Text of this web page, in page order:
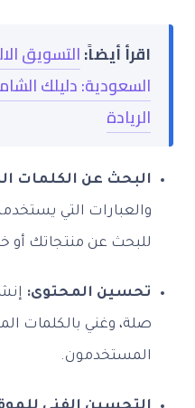
اقرأ أيضاً:التسويق
السعودية: دليلك
الريادة
البحث عن الكلمات
والعبارات التي
للبحث عن منتجاتك أو
تحسين المحتوى:
صلة، وغني بالكلمات
المستخدمون.